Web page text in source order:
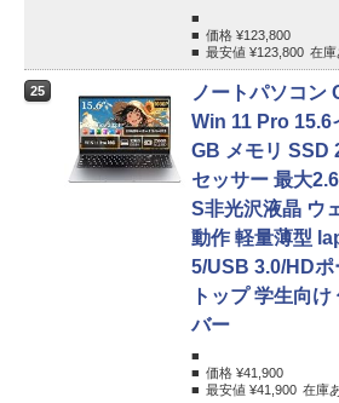
価格 ¥123,800
最安値 ¥123,800 在庫
25
ノートパソコン
Win 11 Pro 15.6
GB メモリ SSD
セッサー 最大
S非光沢液晶 ウ
動作 軽量薄型
5/USB 3.0/HDポ
トップ 学生向
バー
価格 ¥41,900
最安値 ¥41,900 在庫